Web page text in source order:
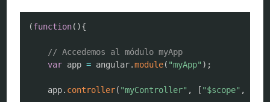
(function( ){
// Accedemos al módulo myApp
var app = angular.module( "myApp" ) ;
	app
. controller( "myController" , [ "$scope" ,